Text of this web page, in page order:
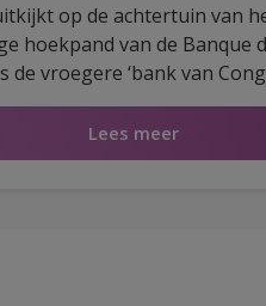
op de achtertuin van
hoekpand van de Banque
vroegere ‘bank van
geschiedenis. Voorbij de
kantoren met
gerestaureerd en
Lees meer